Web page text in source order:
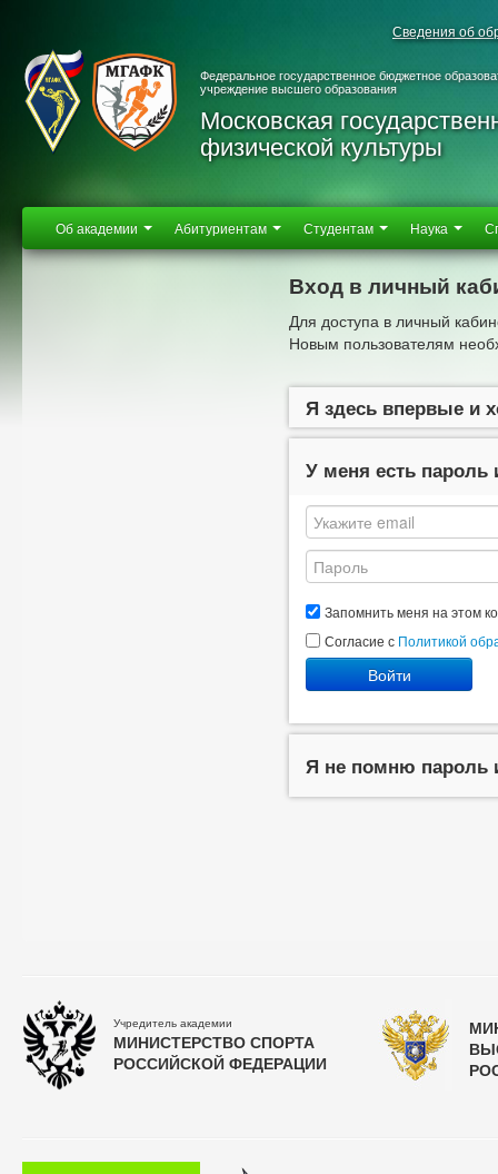
Сведения об
Федеральное государственное бюджетное
учреждение высшего образования
Московская
физической культуры
Об академии Абитуриентам Студентам Наука
Вход в личный
Для доступа в личный
Новым пользователям
Я здесь впервые и
У меня есть пароль
Запомнить меня на этом
Согласие с Политикой
Войти
Я не помню пароль
Учредитель академии
МИНИСТЕРСТВО СПОРТА
РОССИЙСКОЙ ФЕДЕРАЦИИ